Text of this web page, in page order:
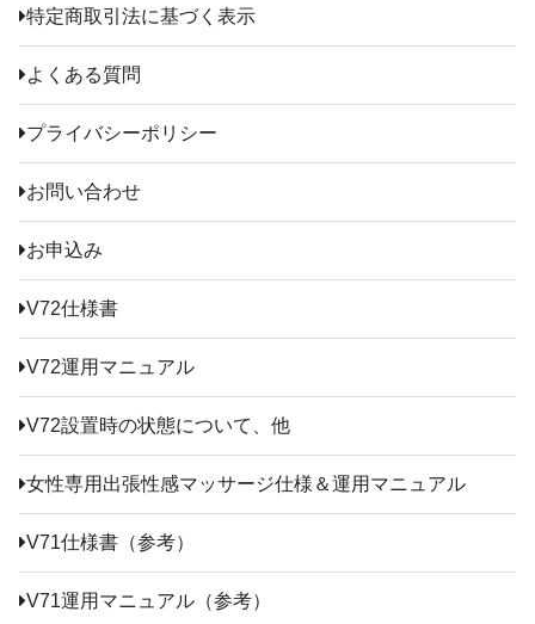
特定商取引法に基づく表示
よくある質問
プライバシーポリシー
お問い合わせ
お申込み
V72仕様書
V72運用マニュアル
V72設置時の状態について、他
女性専用出張性感マッサージ仕様＆運用マニュアル
V71仕様書（参考）
V71運用マニュアル（参考）